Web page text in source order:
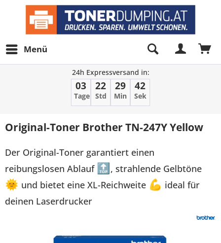
Menü
24h Expressversand in:
03
Tage
22
Std
29
Min
42
Sek
Original-Toner Brother TN-247Y Yellow
Der Original-Toner garantiert einen
reibungslosen Ablauf 🔝 , strahlende Gelbtöne
🌞 und bietet eine XL-Reichweite 💪 ideal für
deinen Laserdrucker